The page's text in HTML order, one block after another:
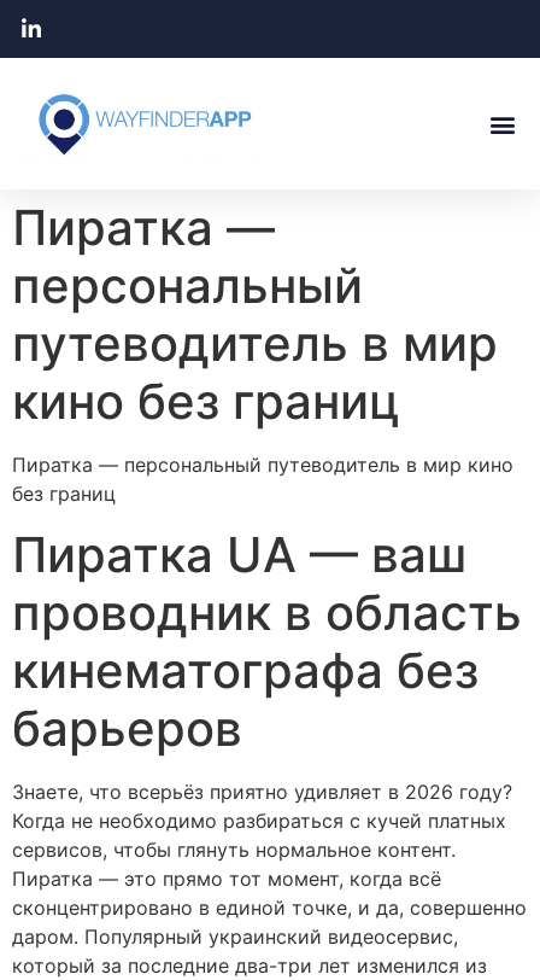
Пиратка —
персональный
путеводитель в мир
кино без границ
Пиратка — персональный путеводитель в мир кино
без границ
Пиратка UA — ваш
проводник в область
кинематографа без
барьеров
Знаете, что всерьёз приятно удивляет в 2026 году?
Когда не необходимо разбираться с кучей платных
сервисов, чтобы глянуть нормальное контент.
Пиратка — это прямо тот момент, когда всё
сконцентрировано в единой точке, и да, совершенно
даром. Популярный украинский видеосервис,
который за последние два-три лет изменился из